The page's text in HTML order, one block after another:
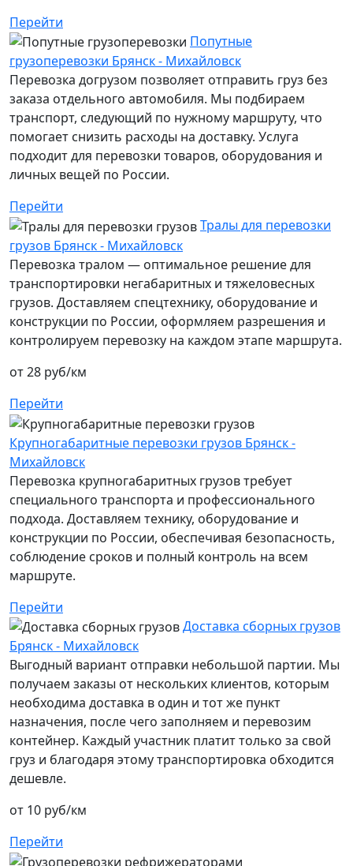
Перейти
Попутные
грузоперевозки Брянск - Михайловск
Перевозка догрузом позволяет отправить груз без
заказа отдельного автомобиля. Мы подбираем
транспорт, следующий по нужному маршруту, что
помогает снизить расходы на доставку. Услуга
подходит для перевозки товаров, оборудования и
личных вещей по России.
Перейти
Тралы для перевозки
грузов Брянск - Михайловск
Перевозка тралом — оптимальное решение для
транспортировки негабаритных и тяжеловесных
грузов. Доставляем спецтехнику, оборудование и
конструкции по России, оформляем разрешения и
контролируем перевозку на каждом этапе маршрута.
от 28 руб/км
Перейти
Крупногабаритные перевозки грузов Брянск -
Михайловск
Перевозка крупногабаритных грузов требует
специального транспорта и профессионального
подхода. Доставляем технику, оборудование и
конструкции по России, обеспечивая безопасность,
соблюдение сроков и полный контроль на всем
маршруте.
Перейти
Доставка сборных грузов
Брянск - Михайловск
Выгодный вариант отправки небольшой партии. Мы
получаем заказы от нескольких клиентов, которым
необходима доставка в один и тот же пункт
назначения, после чего заполняем и перевозим
контейнер. Каждый участник платит только за свой
груз и благодаря этому транспортировка обходится
дешевле.
от 10 руб/км
Перейти